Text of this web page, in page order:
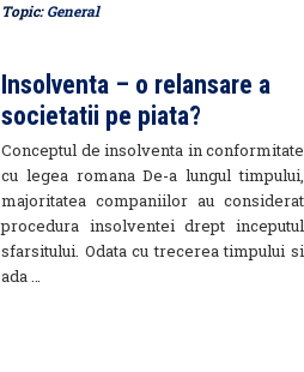
Topic:General
Insolventa – o relansare a
societatii pe piata?
Conceptul de insolventa in conformitate
cu legea romana De-a lungul timpului,
majoritatea companiilor au considerat
procedura insolventei drept inceputul
sfarsitului. Odata cu trecerea timpului si
ada …